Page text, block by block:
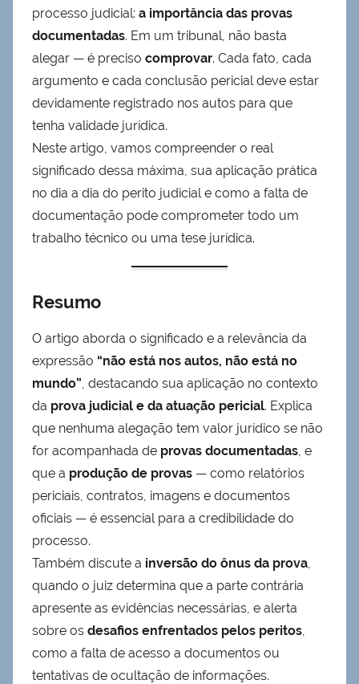
processo judicial: a importância das provas
documentadas. Em um tribunal, não basta
alegar — é preciso comprovar. Cada fato, cada
argumento e cada conclusão pericial deve estar
devidamente registrado nos autos para que
tenha validade jurídica.
Neste artigo, vamos compreender o real
significado dessa máxima, sua aplicação prática
no dia a dia do perito judicial e como a falta de
documentação pode comprometer todo um
trabalho técnico ou uma tese jurídica.
Resumo
O artigo aborda o significado e a relevância da
expressão “não está nos autos, não está no
mundo”, destacando sua aplicação no contexto
da prova judicial e da atuação pericial. Explica
que nenhuma alegação tem valor jurídico se não
for acompanhada de provas documentadas, e
que a produção de provas — como relatórios
periciais, contratos, imagens e documentos
oficiais — é essencial para a credibilidade do
processo.
Também discute a inversão do ônus da prova,
quando o juiz determina que a parte contrária
apresente as evidências necessárias, e alerta
sobre os desafios enfrentados pelos peritos,
como a falta de acesso a documentos ou
tentativas de ocultação de informações.